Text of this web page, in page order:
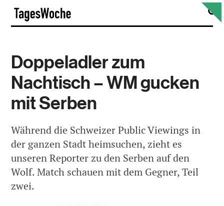
Skip
content
Doppeladler zum
Nachtisch – WM gucken
mit Serben
Während die Schweizer Public Viewings in
der ganzen Stadt heimsuchen, zieht es
unseren Reporter zu den Serben auf den
Wolf. Match schauen mit dem Gegner, Teil
zwei.